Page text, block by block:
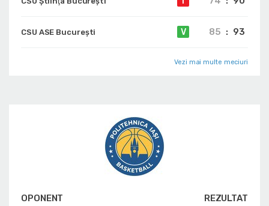
CSU ASE București V 85 : 93
Vezi mai multe meciuri
OPONENT REZULTAT